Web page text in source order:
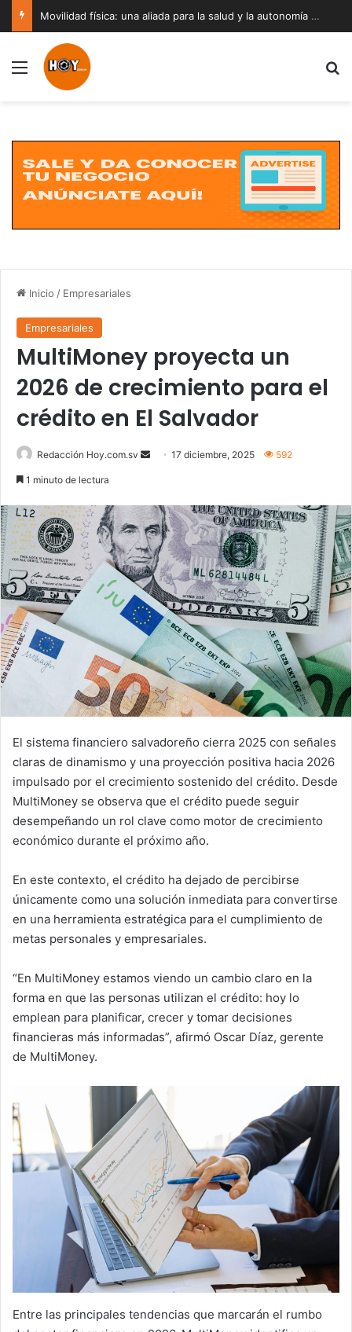
Movilidad física: una aliada para la salud y la autonomía a cualquier edad
Menú
Inicio / Empresariales
Empresariales
MultiMoney proyecta un
2026 de crecimiento para el
crédito en El Salvador
Redacción Hoy.com.sv
Send17 diciembre, 2025 592
1 minuto de lectura
El sistema financiero salvadoreño cierra 2025 con señales
claras de dinamismo y una proyección positiva hacia 2026
impulsado por el crecimiento sostenido del crédito. Desde
MultiMoney se observa que el crédito puede seguir
desempeñando un rol clave como motor de crecimiento
económico durante el próximo año.
En este contexto, el crédito ha dejado de percibirse
únicamente como una solución inmediata para convertirse
en una herramienta estratégica para el cumplimiento de
metas personales y empresariales.
“En MultiMoney estamos viendo un cambio claro en la
forma en que las personas utilizan el crédito: hoy lo
emplean para planificar, crecer y tomar decisiones
financieras más informadas”, afirmó Oscar Díaz, gerente
de MultiMoney.
Entre las principales tendencias que marcarán el rumbo